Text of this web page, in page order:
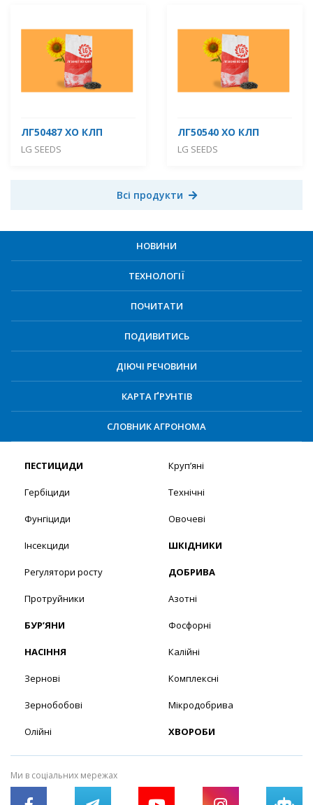
ЛГ50487 ХО КЛП
LG SEEDS
ЛГ50540 ХО КЛП
LG SEEDS
Всі продукти
НОВИНИ
ТЕХНОЛОГІЇ
ПОЧИТАТИ
ПОДИВИТИСЬ
ДІЮЧІ РЕЧОВИНИ
КАРТА ҐРУНТІВ
СЛОВНИК АГРОНОМА
ПЕСТИЦИДИ
Гербіциди
Фунгіциди
Інсекциди
Регулятори росту
Протруйники
БУР’ЯНИ
НАСІННЯ
Зернові
Зернобобові
Олійні
Круп’яні
Технічні
Овочеві
ШКІДНИКИ
ДОБРИВА
Азотні
Фосфорні
Калійні
Комплексні
Мікродобрива
ХВОРОБИ
Ми в соціальних мережах